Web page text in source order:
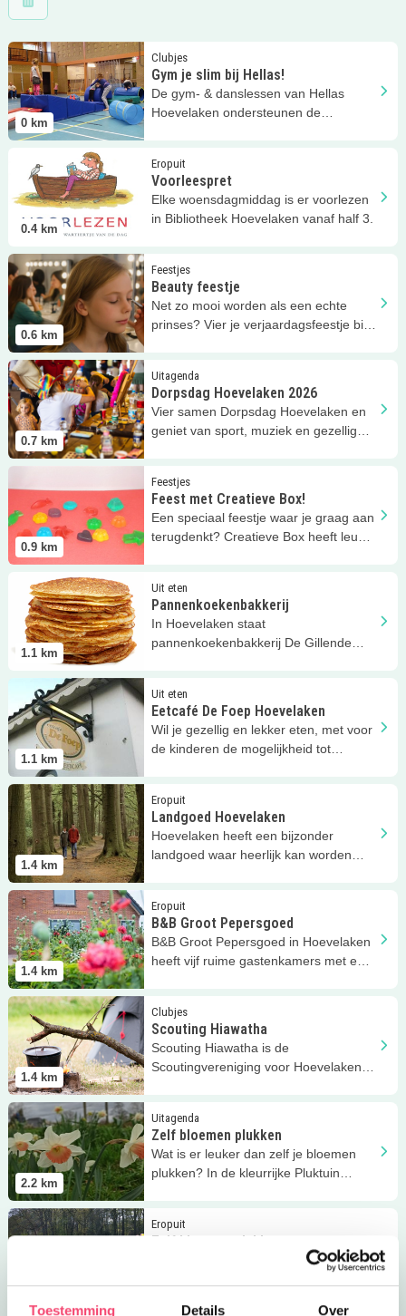
Toestemming Details Over
Wis filters
0 km
Clubjes
Gym je slim bij Hellas!
De gym- & danslessen van Hellas
Hoevelaken ondersteunen de
Lees meer Gym je slim bij Hellas!
0.4 km
Eropuit
Voorleespret
Elke woensdagmiddag is er voorlezen
in Bibliotheek Hoevelaken vanaf half 3.
Voorleespret
0.6 km
Feestjes
Beauty feestje
Net zo mooi worden als een echte
prinses? Vier je verjaardagsfeestje bij
Lees meer Beauty feestje
0.7 km
Uitagenda
Dorpsdag Hoevelaken 2026
Vier samen Dorpsdag Hoevelaken en
geniet van sport, muziek en gezellige
Lees meer Dorpsdag Hoevelaken 2026
0.9 km
Feestjes
Feest met Creatieve Box!
Een speciaal feestje waar je graag aan
terugdenkt? Creatieve Box heeft leuke
Feest met Creatieve Box!
1.1 km
Uit eten
Pannenkoekenbakkerij
In Hoevelaken staat
pannenkoekenbakkerij De Gillende
Lees meer Pannenkoekenbakkerij
1.1 km
Uit eten
Eetcafé De Foep Hoevelaken
Wil je gezellig en lekker eten, met voor
de kinderen de mogelijkheid tot
Lees meer Eetcafé De Foep Hoevelaken
1.4 km
Eropuit
Landgoed Hoevelaken
Hoevelaken heeft een bijzonder
landgoed waar heerlijk kan worden
Lees meer Landgoed Hoevelaken
1.4 km
Eropuit
B&B Groot Pepersgoed
B&B Groot Pepersgoed in Hoevelaken
heeft vijf ruime gastenkamers met een
Lees meer B&amp;B Groot Pepersgoed
1.4 km
Clubjes
Scouting Hiawatha
Scouting Hiawatha is de
Scoutingvereniging voor Hoevelaken
Lees meer Scouting Hiawatha
2.2 km
Uitagenda
Zelf bloemen plukken
Wat is er leuker dan zelf je bloemen
plukken? In de kleurrijke Pluktuin
Lees meer Zelf bloemen plukken
2.2 km
Eropuit
Zelf bloemen plukken
Wat is er leuker dan zelf je bloemen
Lees meer Zelf bloemen plukken